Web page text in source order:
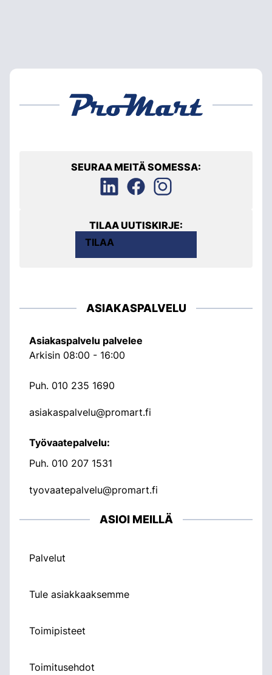
SEURAA MEITÄ SOMESSA:
TILAA UUTISKIRJE:
TILAA
ASIAKASPALVELU
Asiakaspalvelu palvelee
Arkisin 08:00 - 16:00
Puh. 010 235 1690
asiakaspalvelu@promart.fi
Työvaatepalvelu:
Puh. 010 207 1531
tyovaatepalvelu@promart.fi
ASIOI MEILLÄ
Palvelut
Tule asiakkaaksemme
Toimipisteet
Toimitusehdot